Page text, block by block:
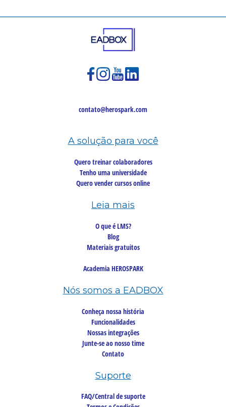
contato@herospark.com
A solução para você
Quero treinar colaboradores
Tenho uma universidade
Quero vender cursos online
Leia mais
O que é LMS?
Blog
Materiais gratuitos
Academia HEROSPARK
Nós somos a EADBOX
Conheça nossa história
Funcionalidades
Nossas integrações
Junte-se ao nosso time
Contato
Suporte
FAQ/Central de suporte